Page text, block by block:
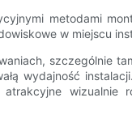
metodami
w miejscu
szczególnie
wydajność
wizualnie